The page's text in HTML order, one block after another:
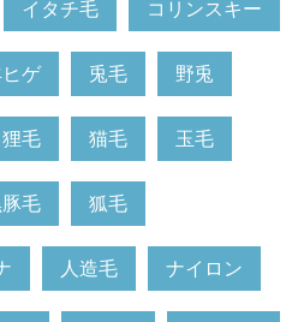
イタチ毛 コリンスキー
ゲ 兎毛 野兎
毛 猫毛 玉毛
毛 狐毛
人造毛 ナイロン